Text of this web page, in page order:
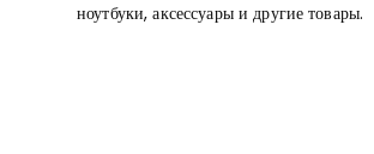
ноутбуки, аксессуары и другие товары.